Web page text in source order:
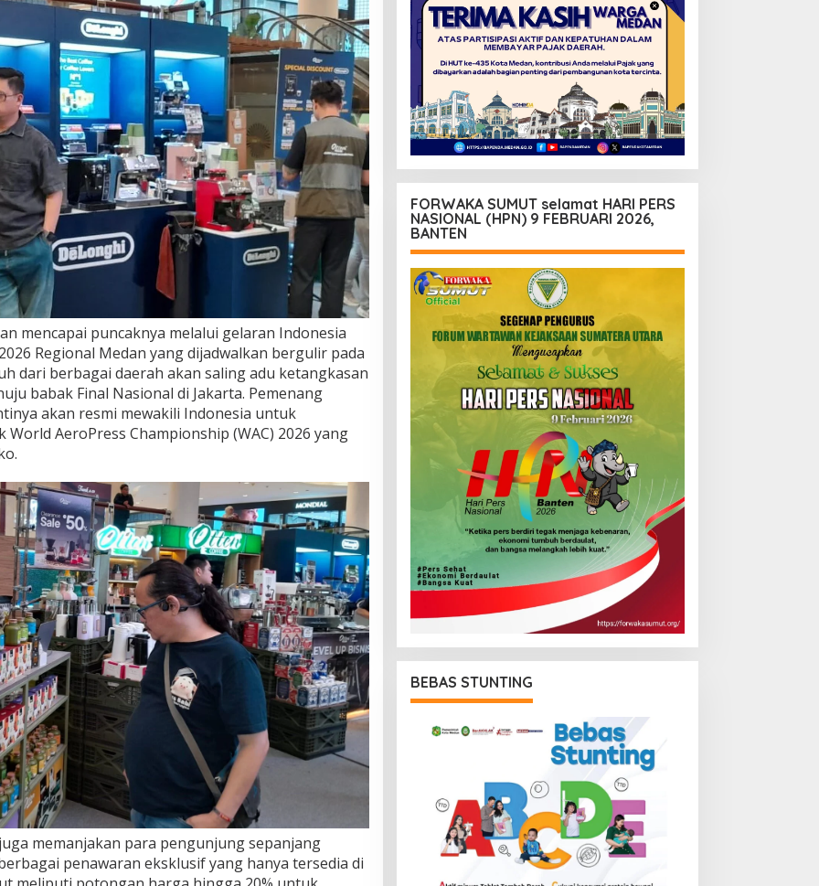
mencapai puncaknya melalui gelaran Indonesia
Regional Medan yang dijadwalkan bergulir pada
dari berbagai daerah akan saling adu ketangkasan
babak Final Nasional di Jakarta. Pemenang
akan resmi mewakili Indonesia untuk
AeroPress Championship (WAC) 2026 yang
memanjakan para pengunjung sepanjang
penawaran eksklusif yang hanya tersedia di
FORWAKA SUMUT selamat HARI PERS
NASIONAL (HPN) 9 FEBRUARI 2026,
BANTEN
BEBAS STUNTING